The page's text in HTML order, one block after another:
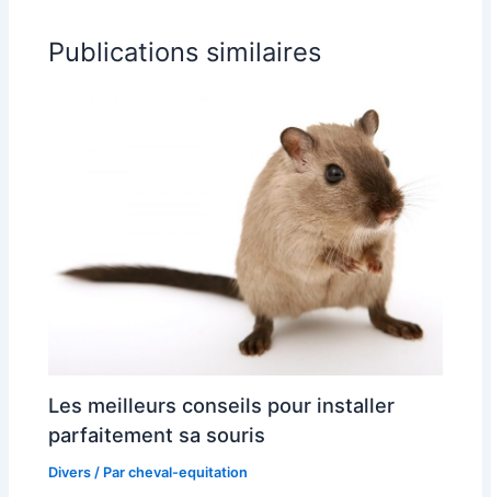
Publications similaires
Les meilleurs conseils pour installer
parfaitement sa souris
Divers / Parcheval-equitation